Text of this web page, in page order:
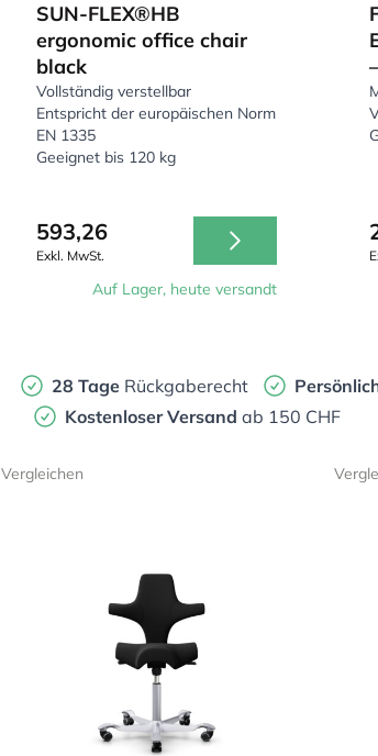
SUN-FLEX®HB
ergonomic office chair
black
Vollständig verstellbar
Entspricht der europäischen Norm
EN 1335
Geeignet bis 120 kg
593,26
Exkl. MwSt.
Auf Lager, heute versandt
28 Tage Rückgaberecht
Kostenloser Versand ab 150 CHF
Vergleichen